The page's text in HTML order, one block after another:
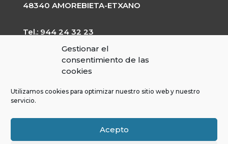
Gestionar el
consentimiento de las
cookies
Utilizamos cookies para optimizar nuestro sitio web y nuestro
servicio.
Acepto
48340 AMOREBIETA-ETXANO
Tel.: 944 24 32 23
CIF: G-20227203
Transparency Portal
Cookies Policy